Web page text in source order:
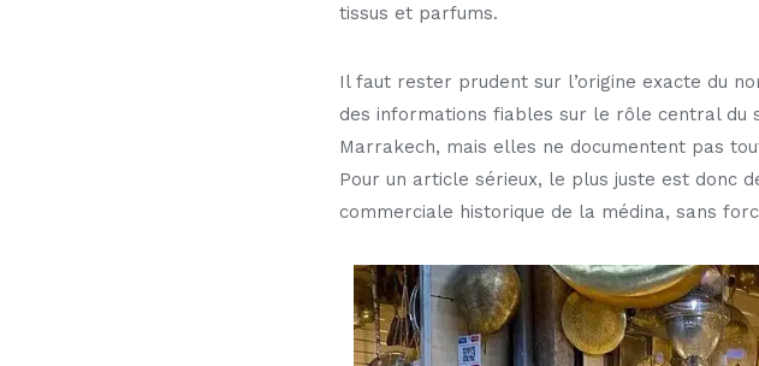
tissus et parfums.
Il faut rester prudent sur l’origine exacte du
des informations fiables sur le rôle central du
Marrakech, mais elles ne documentent pas
Pour un article sérieux, le plus juste est donc
commerciale historique de la médina, sans